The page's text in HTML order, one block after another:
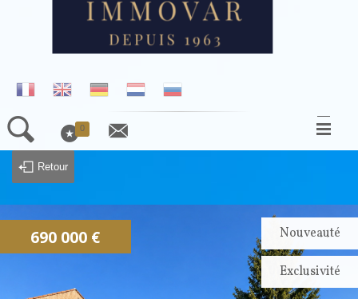
ACCUEIL
NOS BIENS À LA VENTE
CONTACTEZ NOUS
ALERTE EMAIL
IMMOVAR, UN AUTRE REGARD...
0
Retour
690 000 €
Exclusivité
Nouveauté